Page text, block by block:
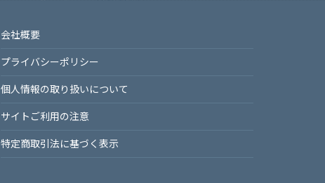
会社概要
プライバシーポリシー
個⼈情報の取り扱いについて
サイトご利⽤の注意
特定商取引法に基づく表⽰